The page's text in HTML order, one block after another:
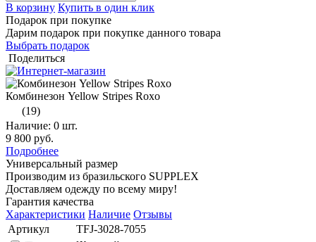
В корзину Купить в один клик
Подарок при покупке
Дарим подарок при покупке данного товара
Выбрать подарок
Поделиться
Комбинезон Yellow Stripes Roxo
(19)
Наличие: 0 шт.
9 800 руб.
Подробнее
Универсальный размер
Производим из бразильского SUPPLEX
Доставляем одежду по всему миру!
Гарантия качества
Характеристики Наличие Отзывы
Артикул
TFJ-3028-7055